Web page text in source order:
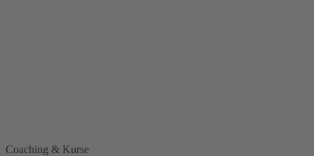
Coaching & Kurse